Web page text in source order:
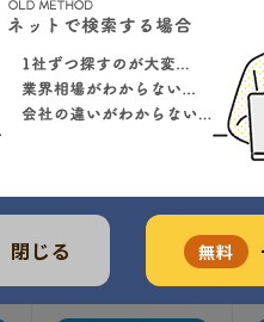
作、ホスティングサービス
制作等
1 価格-----
や多種多様の印刷物に対するデザ
種マニュアル製作、そして喫茶店
泉町住吉３３番１４号
チコミ
閉じる 無料